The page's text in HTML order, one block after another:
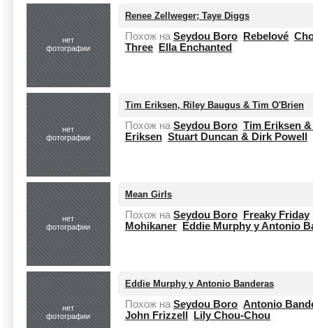
нет
фотографии
Renee Zellweger; Taye Diggs
Похож на Seydou Boro Rebelové
Three
Ella Enchanted
нет
фотографии
Tim Eriksen, Riley Baugus & Tim O'Brien
Похож на Seydou Boro Tim Eriksen
Eriksen Stuart Duncan & Dirk Powell
нет
фотографии
Mean Girls
Похож на Seydou Boro
Freaky Friday
Mohikaner
Eddie Murphy y Antonio
нет
фотографии
Eddie Murphy y Antonio Banderas
Похож на Seydou Boro Antonio
John Frizzell
Lily Chou-Chou